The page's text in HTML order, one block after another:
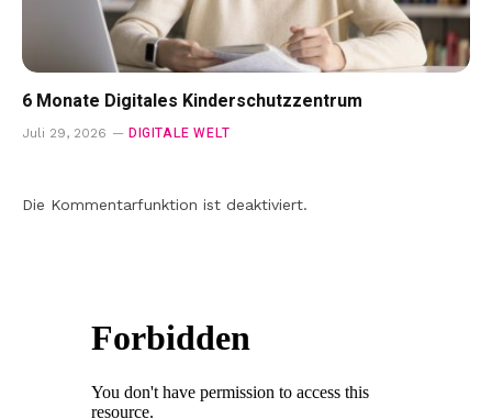
6 Monate Digitales Kinderschutzzentrum
Juli 29, 2026 DIGITALE WELT
Die Kommentarfunktion ist deaktiviert.